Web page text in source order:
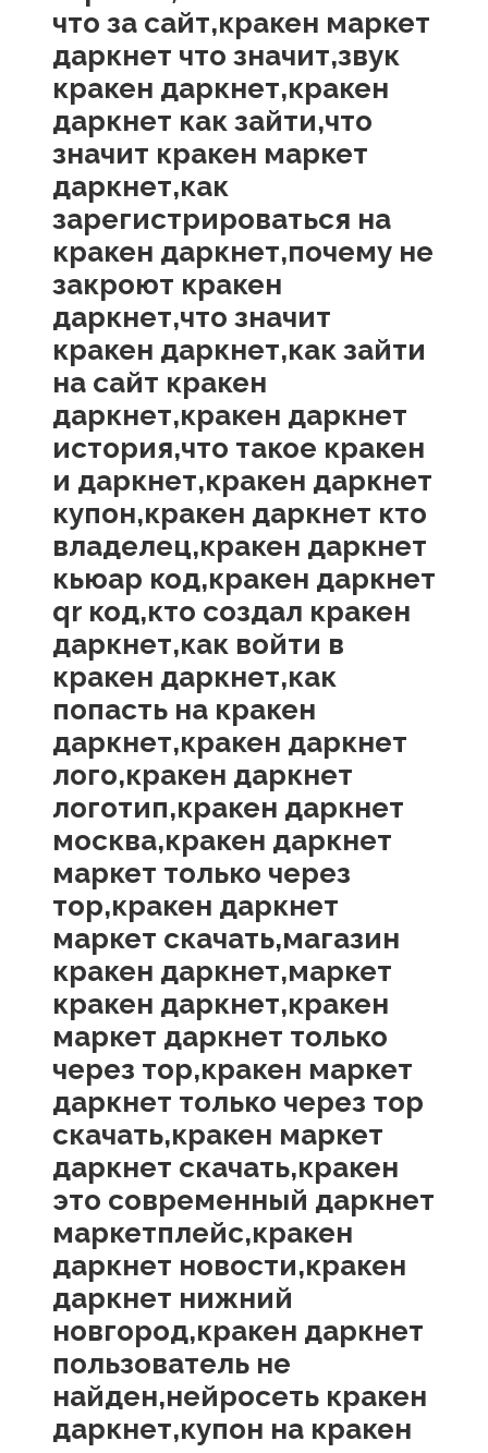
что за сайт,кракен маркет
даркнет что значит,звук
кракен даркнет,кракен
даркнет как зайти,что
значит кракен маркет
даркнет,как
зарегистрироваться на
кракен даркнет,почему не
закроют кракен
даркнет,что значит
кракен даркнет,как зайти
на сайт кракен
даркнет,кракен даркнет
история,что такое кракен
и даркнет,кракен даркнет
купон,кракен даркнет кто
владелец,кракен даркнет
кьюар код,кракен даркнет
qr код,кто создал кракен
даркнет,как войти в
кракен даркнет,как
попасть на кракен
даркнет,кракен даркнет
лого,кракен даркнет
логотип,кракен даркнет
москва,кракен даркнет
маркет только через
тор,кракен даркнет
маркет скачать,магазин
кракен даркнет,маркет
кракен даркнет,кракен
маркет даркнет только
через тор,кракен маркет
даркнет только через тор
скачать,кракен маркет
даркнет скачать,кракен
это современный даркнет
маркетплейс,кракен
даркнет новости,кракен
даркнет нижний
новгород,кракен даркнет
пользователь не
найден,нейросеть кракен
даркнет,купон на кракен